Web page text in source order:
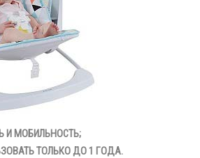
И МОБИЛЬНОСТЬ;
ТОЛЬКО ДО 1 ГОДА.